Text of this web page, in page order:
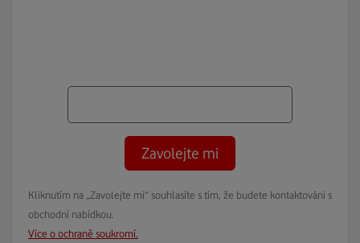
Zavolejte mi
Kliknutím na „Zavolejte mi“ souhlasíte s tím, že budete kontaktováni s
obchodní nabídkou.
Více o ochraně soukromí.